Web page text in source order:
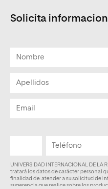
Solicita informacion